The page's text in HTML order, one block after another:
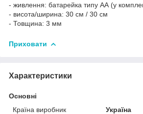
- живлення: батарейка типу АА (у
- висота/ширина: 30 см / 30 см
- Товщина: 3 мм
Приховати
Характеристики
Основні
Країна виробник
Україна